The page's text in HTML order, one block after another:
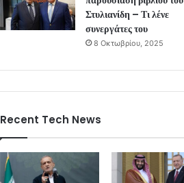
Στυλιανίδη – Τι λένε
συνεργάτες του
8 Οκτωβρίου, 2025
Recent Tech News